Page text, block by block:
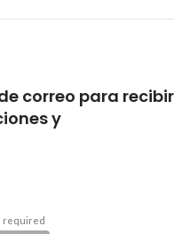
correo para recibir
y
required